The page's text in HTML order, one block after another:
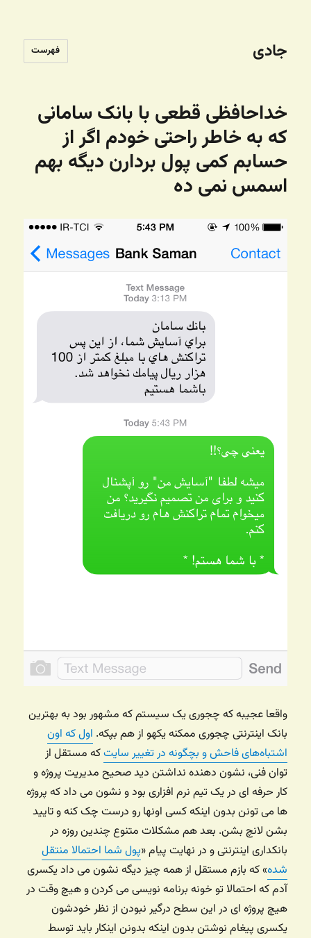
جادی فهرست
خداحافظی قطعی با بانک سامانی
که به خاطر راحتی خودم اگر از
حسابم کمی پول بردارن دیگه بهم
اسمس نمی ده
واقعا عجیبه که چجوری یک سیستم که مشهور بود به بهترین
بانک اینترنتی چجوری ممکنه یکهو از هم بپکه. اول که اون
اشتباه‌های فاحش و بچگونه در تغییر سایتکه مستقل از
توان فنی، نشون دهنده نداشتن دید صحیح مدیریت پروژه و
کار حرفه ای در یک تیم نرم افزاری بود و نشون می داد که پروژه
ها می تونن بدون اینکه کسی اونها رو درست چک کنه و تایید
بشن لانچ بشن. بعد هم مشکلات متنوع چندین روزه در
بانکداری اینترنتی و در نهایت پیام «پول شما احتمالا منتقل
شده» که بازم مستقل از همه چیز دیگه نشون می داد یکسری
آدم که احتمالا تو خونه برنامه نویسی می کردن و هیچ وقت در
هیچ پروژه ای در این سطح درگیر نبودن از نظر خودشون
یکسری پیغام نوشتن بدون اینکه بدونن اینکار باید توسط